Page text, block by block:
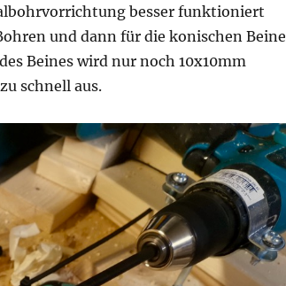
besser funktioniert
und dann für die konischen Beine
Beines wird nur noch 10x10mm
schnell aus.